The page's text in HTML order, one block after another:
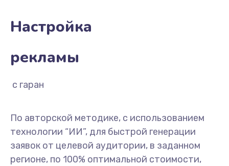
Настройка
рекламы
с гарантией
По авторской методике, с использованием
технологии “ИИ”, для быстрой генерации
заявок от целевой аудитории, в заданном
регионе, по 100% оптимальной стоимости,